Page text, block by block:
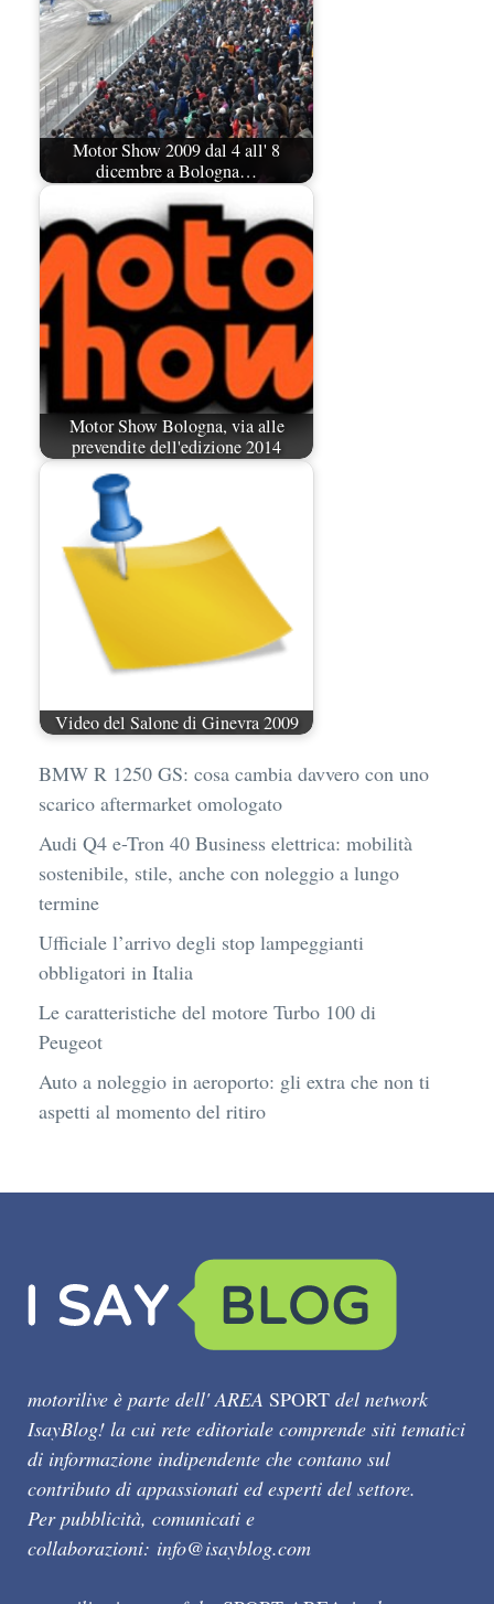
Motor Show 2009 dal 4 all' 8
dicembre a Bologna…
Motor Show Bologna, via alle
prevendite dell'edizione 2014
Video del Salone di Ginevra 2009
BMW R 1250 GS: cosa cambia davvero con uno
scarico aftermarket omologato
Audi Q4 e-Tron 40 Business elettrica: mobilità
sostenibile, stile, anche con noleggio a lungo
termine
Ufficiale l’arrivo degli stop lampeggianti
obbligatori in Italia
Le caratteristiche del motore Turbo 100 di
Peugeot
Auto a noleggio in aeroporto: gli extra che non ti
aspetti al momento del ritiro
motorilive è parte dell' AREA SPORT del network
IsayBlog! la cui rete editoriale comprende siti tematici
di informazione indipendente che contano sul
contributo di appassionati ed esperti del settore.
Per pubblicità, comunicati e
collaborazioni: info@isayblog.com